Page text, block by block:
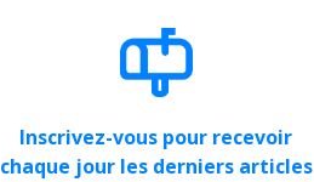
Inscrivez-vous pour recevoir
chaque jour les derniers articles